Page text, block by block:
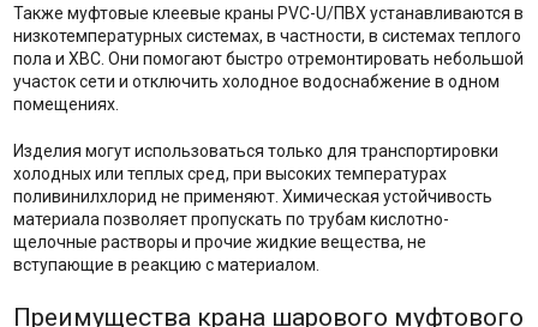
Также муфтовые клеевые краны PVC-U/ПВХ устанавливаются в
низкотемпературных системах, в частности, в системах теплого
пола и ХВС. Они помогают быстро отремонтировать небольшой
участок сети и отключить холодное водоснабжение в одном
помещениях.
Изделия могут использоваться только для транспортировки
холодных или теплых сред, при высоких температурах
поливинилхлорид не применяют. Химическая устойчивость
материала позволяет пропускать по трубам кислотно-
щелочные растворы и прочие жидкие вещества, не
вступающие в реакцию с материалом.
Преимущества крана шарового муфтового